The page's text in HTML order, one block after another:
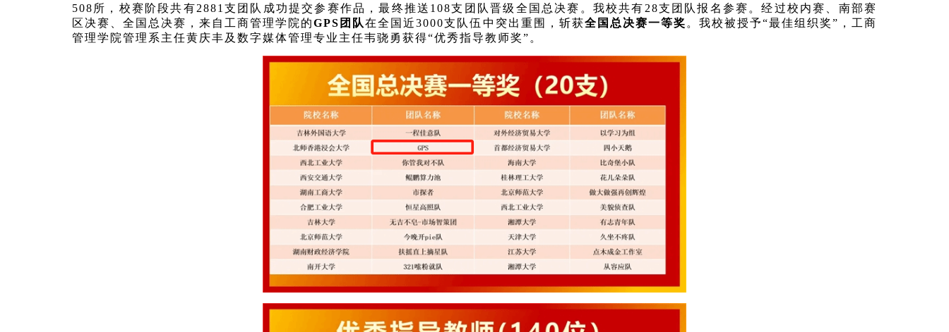
508所，校赛阶段共有2881支团队成功提交参赛作品，最终推送108支团队晋级全国总决赛。我校共有28支团队报名参赛。经过校内赛、南部赛
区决赛、全国总决赛，来自工商管理学院的GPS团队在全国近3000支队伍中突出重围，斩获全国总决赛一等奖 。我校被授予“最佳组织奖”，工商
管理学院管理系主任黄庆丰及数字媒体管理专业主任韦骁勇获得“优秀指导教师奖”。